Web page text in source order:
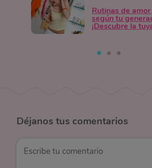
Rutinas de
según tu
¡Descubre la
Déjanos tus comentarios